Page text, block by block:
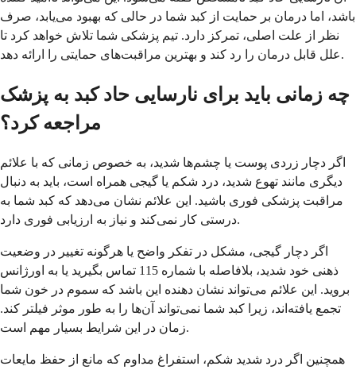
باشد، اما درمان بر حمایت از کبد شما در حالی که بهبود می‌یابد، صرف
نظر از علت اصلی، تمرکز دارد. تیم پزشکی شما تلاش خواهد کرد تا
علل قابل درمان را رد کند و بهترین مراقبت‌های حمایتی را ارائه دهد.
چه زمانی باید برای نارسایی حاد کبد به پزشک
مراجعه کرد؟
اگر دچار زردی پوست یا چشم‌ها شدید، به خصوص زمانی که با علائم
دیگری مانند تهوع شدید، درد شکم یا گیجی همراه است، باید به دنبال
مراقبت پزشکی فوری باشید. این علائم نشان می‌دهد که کبد شما به
درستی کار نمی‌کند و نیاز به ارزیابی فوری دارد.
اگر دچار گیجی، مشکل در تفکر واضح یا هرگونه تغییر در وضعیت
ذهنی خود شدید، بلافاصله با شماره 115 تماس بگیرید یا به اورژانس
بروید. این علائم می‌تواند نشان دهنده این باشد که سموم در خون شما
تجمع یافته‌اند، زیرا کبد شما نمی‌تواند آن‌ها را به طور موثر فیلتر کند.
زمان در این شرایط بسیار مهم است.
همچنین اگر درد شدید شکم، استفراغ مداوم که مانع از حفظ مایعات